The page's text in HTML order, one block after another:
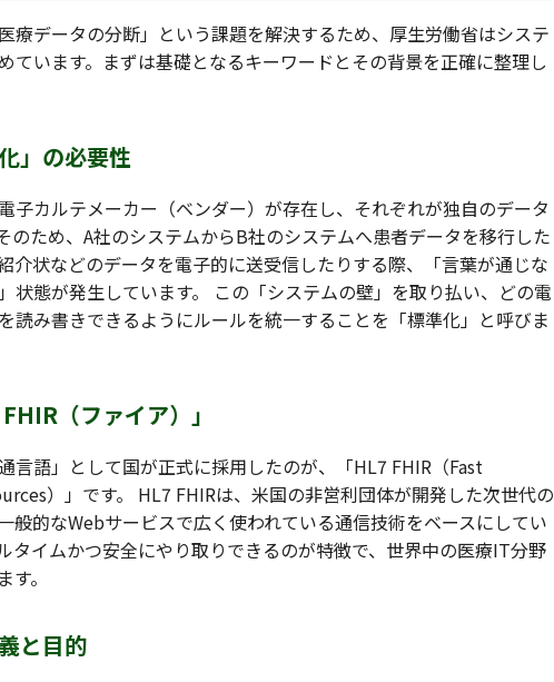
療データの分断」という課題を解決するため、厚生労働省はシステ
ています。まずは基礎となるキーワードとその背景を正確に整理し
」の必要性
子カルテメーカー（ベンダー）が存在し、それぞれが独自のデータ
のため、A社のシステムからB社のシステムへ患者データを移行した
介状などのデータを電子的に送受信したりする際、「言葉が通じな
状態が発生しています。 この「システムの壁」を取り払い、どの電
読み書きできるようにルールを統一することを「標準化」と呼びま
（ファイア）」
言語」として国が正式に採用したのが、「HL7 FHIR（Fast
）」です。 HL7 FHIRは、米国の非営利団体が開発した次世代の
般的なWebサービスで広く使われている通信技術をベースにしてい
タイムかつ安全にやり取りできるのが特徴で、世界中の医療IT分野
。
と目的